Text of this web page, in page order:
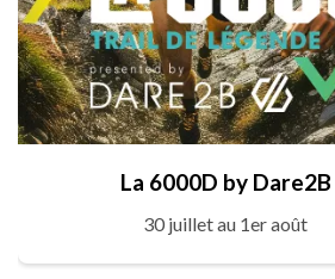
La 6000D by Dare2B
30 juillet au 1er août